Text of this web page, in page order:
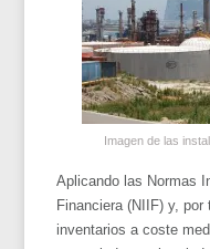
Imagen de las
Aplicando las Normas
Financiera (NIIF) y,
inventarios a coste